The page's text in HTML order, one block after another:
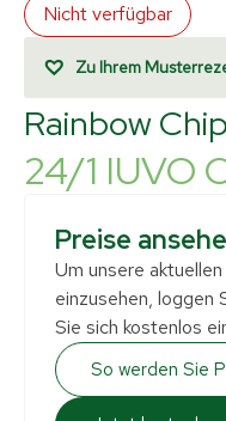
Nicht verfügbar
Zu Ihrem
Rainbow Chip
24/1 IUVO
Preise
Um unsere
einzusehen, loggen
Sie sich kostenlos
So werden Sie